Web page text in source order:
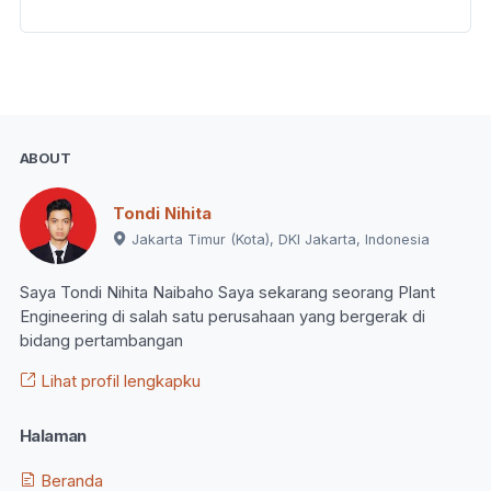
ABOUT
Tondi Nihita
Jakarta Timur (Kota), DKI Jakarta, Indonesia
Saya Tondi Nihita Naibaho Saya sekarang seorang Plant
Engineering di salah satu perusahaan yang bergerak di
bidang pertambangan
Lihat profil lengkapku
Halaman
Beranda